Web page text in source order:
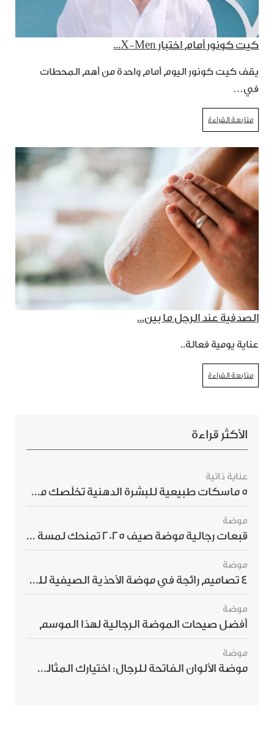
كيت كونور أمام اختبار X-Men...
يقف كيت كونور اليوم أمام واحدة من أهم المحطات
في…
متابعة القراءة
الصدفية عند الرجل ما بين...
عناية يومية فعالة..
متابعة القراءة
الأكثر قراءة
عناية ذاتية
5 ماسكات طبيعية للبشرة الدهنية تخلّصك من الحبوب بسرعة
موضة
قبعات رجالية موضة صيف 2025 تمنحك لمسة أناقة استثنائية
موضة
4 تصاميم رائجة في موضة الأحذية الصيفية للرجال هذا الموسم
موضة
أفضل صيحات الموضة الرجالية لهذا الموسم
موضة
موضة الألوان الفاتحة للرجال: اختيارك المثالي لإطلالة صيفية مبهرة